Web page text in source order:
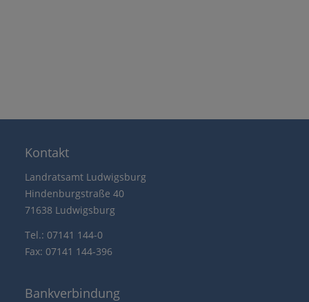
Kontakt
Landratsamt Ludwigsburg
Hindenburgstraße 40
71638 Ludwigsburg
Tel.: 07141 144-0
Fax: 07141 144-396
Bankverbindung